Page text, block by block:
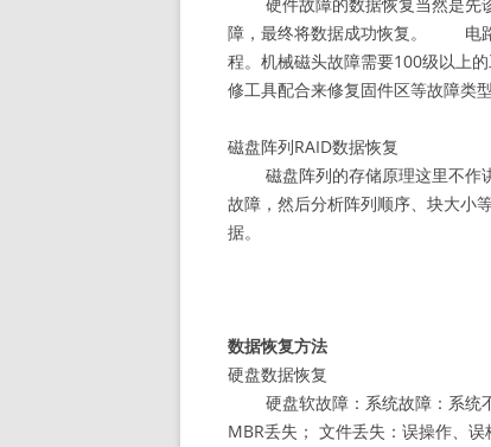
障，最终将数据成功恢复。 电路
程。机械磁头故障需要100级以上
修工具配合来修复固件区等故障类型
磁盘阵列RAID数据恢复
磁盘阵列的存储原理这里不作
故障，然后分析阵列顺序、块大小
据。
数据恢复方法
硬盘数据恢复
硬盘软故障：系统故障：系统
MBR丢失； 文件丢失：误操作、